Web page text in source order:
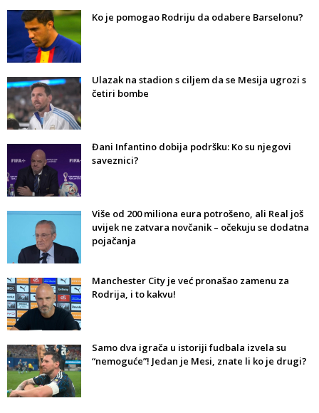
Ko je pomogao Rodriju da odabere Barselonu?
Ulazak na stadion s ciljem da se Mesija ugrozi s
četiri bombe
Đani Infantino dobija podršku: Ko su njegovi
saveznici?
Više od 200 miliona eura potrošeno, ali Real još
uvijek ne zatvara novčanik – očekuju se dodatna
pojačanja
Manchester City je već pronašao zamenu za
Rodrija, i to kakvu!
Samo dva igrača u istoriji fudbala izvela su
“nemoguće”! Jedan je Mesi, znate li ko je drugi?